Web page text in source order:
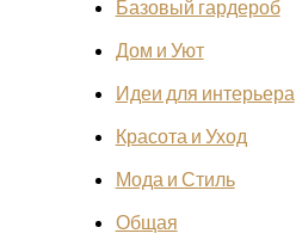
Базовый гардероб
Дом и Уют
Идеи для интерьера
Красота и Уход
Мода и Стиль
Общая